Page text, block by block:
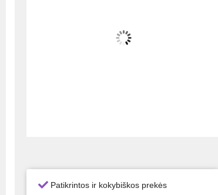
Patikrintos ir kokybiškos prekės